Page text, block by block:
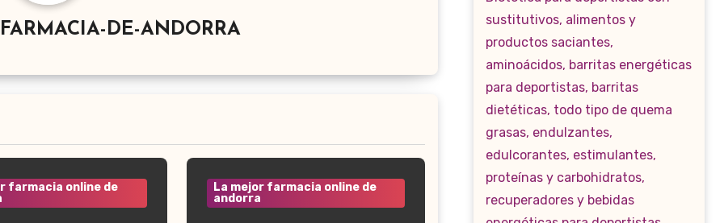
DE-ANDORRA
farmacia online de
La mejor farmacia online de
andorra